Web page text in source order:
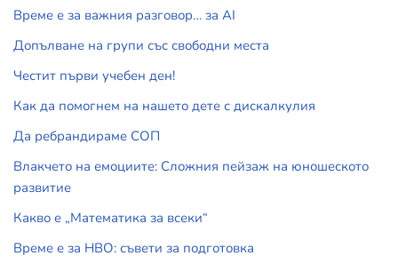
Време е за важния разговор… за АI
Допълване на групи със свободни места
Честит първи учебен ден!
Как да помогнем на нашето дете с дискалкулия
Да ребрандираме СОП
Влакчето на емоциите: Сложния пейзаж на юношеското
развитие
Какво е „Математика за всеки“
Време е за НВО: съвети за подготовка